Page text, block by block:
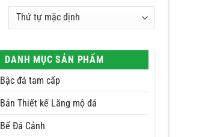
DANH MỤC SẢN PHẨM
Bậc đá tam cấp
Bản Thiết kế Lăng mộ đá
Bể Đá Cảnh